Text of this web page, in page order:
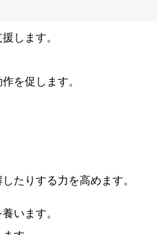
します。
を促します。
たりする力を高めます。
います。